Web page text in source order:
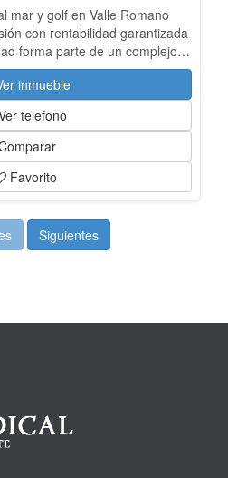
mar y golf en Valle Romano
con rentabilidad garantizada
forma parte de un complejo
y no puede
ni residencia permanente.
del apartamento para
8 semanas al año, mientras
parte del programa de
una rentabilidad anual
en la prestigiosa zona de
de golf y a pocos minutos
planta representa una
quienes buscan una inversión
al entorno natural que rodea la
amplias zonas
restaurantes y servicios
una experiencia vacacional
ideal para inversores
en una ubicación
inmueble
telefono
Favorito
Siguientes